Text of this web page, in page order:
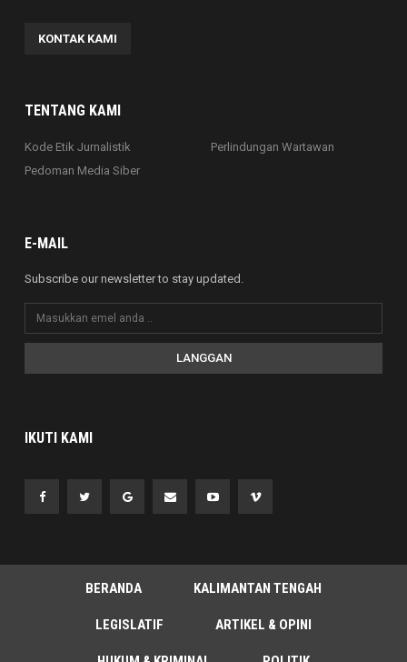
KONTAK KAMI
TENTANG KAMI
Kode Etik Jurnalistik
Pedoman Media Siber
Perlindungan Wartawan
E-MAIL
Subscribe our newsletter to stay updated.
LANGGAN
IKUTI KAMI
BERANDA KALIMANTAN TENGAH
LEGISLATIF ARTIKEL & OPINI